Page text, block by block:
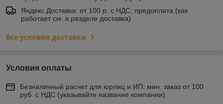
Яндекс Доставка: от 100 р. с НДС, предоплата (как
работает см. в разделе доставка)
Все условия доставки
Условия оплаты
Безналичный расчет для юрлиц и ИП: мин. заказ от 100
руб. с НДС (указывайте название компании)